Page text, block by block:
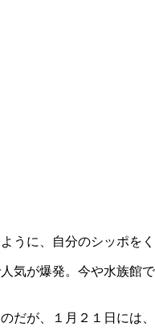
うに、自分のシッポを
が爆発。今や水族館
が、１月２１日には